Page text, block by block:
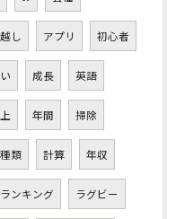
し アプリ 初心者
成長 英語
年間 掃除
種類 計算 年収
ランキング ラグビー